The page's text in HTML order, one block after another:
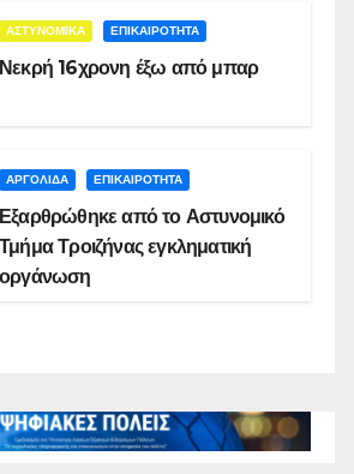
ΑΣΤΥΝΟΜΙΚΑ ΕΠΙΚΑΙΡΟΤΗΤΑ
Νεκρή 16χρονη έξω από μπαρ
ΑΡΓΟΛΙΔΑ ΕΠΙΚΑΙΡΟΤΗΤΑ
Εξαρθρώθηκε από το Αστυνομικό
Τμήμα Τροιζήνας εγκληματική
οργάνωση